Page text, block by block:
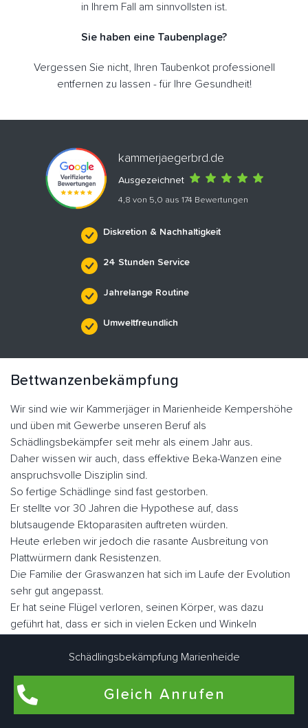
in Ihrem Fall am sinnvollsten ist.
Sie haben eine Taubenplage?
Vergessen Sie nicht, Ihren Taubenkot professionell
entfernen zu lassen - für Ihre Gesundheit!
kammerjaegerbrd.de
Ausgezeichnet
4,8 von 5,0 aus 174 Bewertungen
Diskretion & Nachhaltigkeit
24 Stunden Service
Jahrelange Routine
Umweltfreundlich
Bettwanzenbekämpfung
Wir sind wie wir Kammerjäger in Marienheide Kempershöhe
und üben mit Gewerbe unseren Beruf als
Schädlingsbekämpfer seit mehr als einem Jahr aus.
Daher wissen wir auch, dass effektive Beka-Wanzen eine
anspruchsvolle Disziplin sind.
So fertige Schädlinge sind fast gestorben.
Er stellte vor 30 Jahren die Hypothese auf, dass
blutsaugende Ektoparasiten auftreten würden.
Heute erleben wir jedoch die rasante Ausbreitung von
Plattwürmern dank Resistenzen.
Die Familie der Graswanzen hat sich im Laufe der Evolution
sehr gut angepasst.
Er hat seine Flügel verloren, seinen Körper, was dazu
geführt hat, dass er sich in vielen Ecken und Winkeln
Nicht lectularius, daher der Name, den der Klecks malte.
Wenn Sie sie schnell betrachten, ähneln sie in Größe und
Fabe einem Apfel.
Es gibt ungefähr fünf Millionen Parasiten, wenn sie nüchtern
Schädlingsbekämpfung Marienheide
Gleich Anrufen